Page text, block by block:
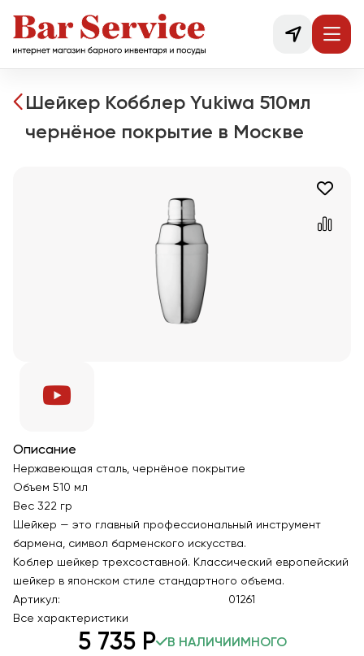
Шейкер Кобблер Yukiwa 510мл
чернёное покрытие в Москве
Описание
Нержавеющая сталь, чернёное покрытие
Объем 510 мл
Вес 322 гр
Шейкер — это главный профессиональный инструмент
бармена, символ барменского искусства.
Коблер шейкер трехсоставной. Классический европейский
шейкер в японском стиле стандартного объема.
Артикул:
01261
Все характеристики
5 735Р В НАЛИЧИИ МНОГО